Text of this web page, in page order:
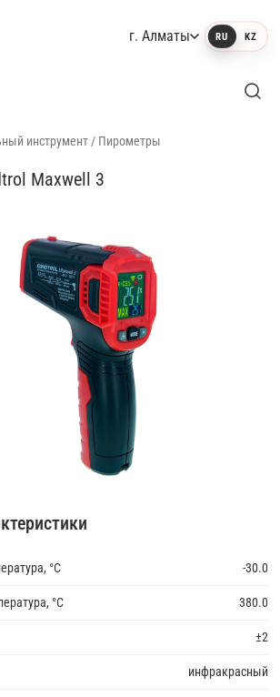
г. Алматы RU KZ
инструмент / Пирометры
Maxwell 3
°С -30.0
°С 380.0
±2
инфракрасный